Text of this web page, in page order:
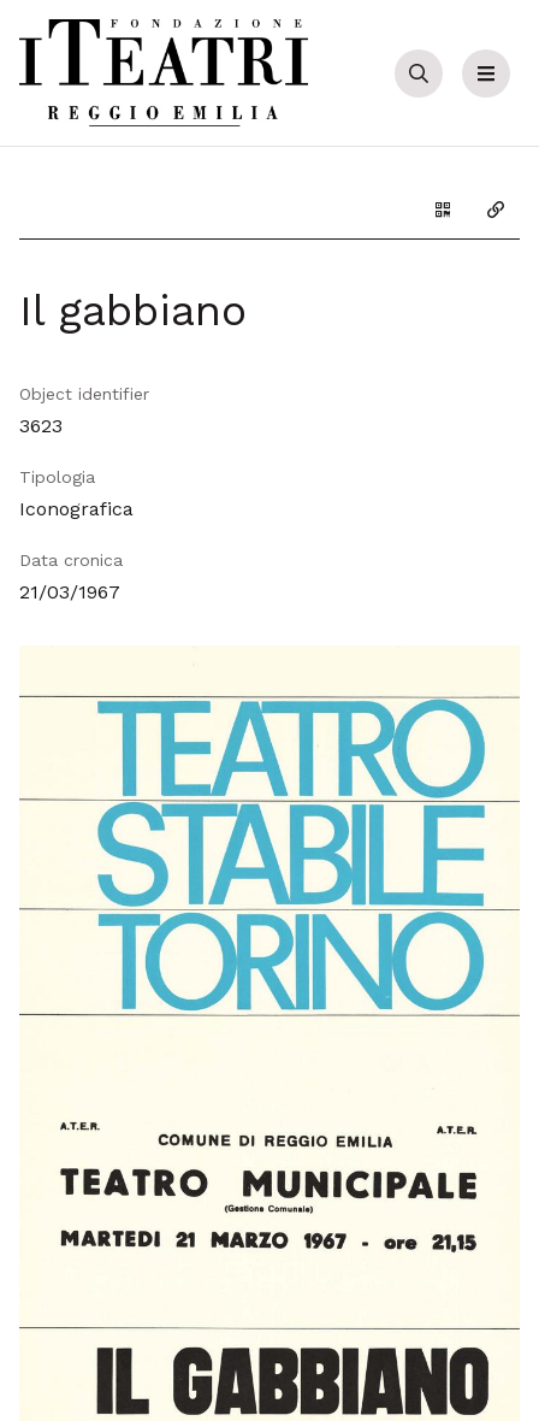
Cerca Menu
Genera il
Il gabbiano
Object identifier
3623
Tipologia
Iconografica
Data cronica
21/03/1967